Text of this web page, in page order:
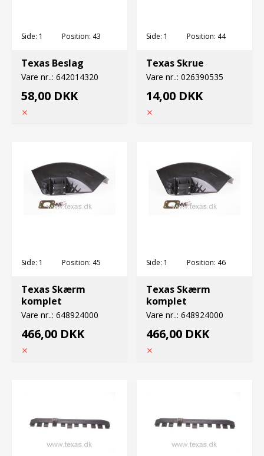
Side: 1 Position: 43
Texas Beslag
Vare nr..: 642014320
58,00 DKK
Side: 1 Position: 44
Texas Skrue
Vare nr..: 026390535
14,00 DKK
Side: 1 Position: 45
Texas Skærm
komplet
Vare nr..: 648924000
466,00 DKK
Side: 1 Position: 46
Texas Skærm
komplet
Vare nr..: 648924000
466,00 DKK